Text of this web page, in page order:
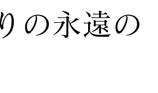
の永遠の